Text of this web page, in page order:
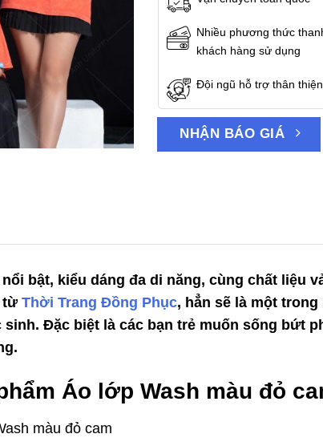
Nhiều phương thức
khách hàng sử dụng
Đội ngũ hỗ trợ thân
NHẬN BÁO GIÁ
bật, kiểu dáng đa di năng, cùng chất liệu
từ Thời Trang Đồng Phục, hẳn sẽ là một
sinh. Đặc biệt là các bạn trẻ muốn sống bứt
Áo lớp Wash màu đỏ
màu đỏ cam